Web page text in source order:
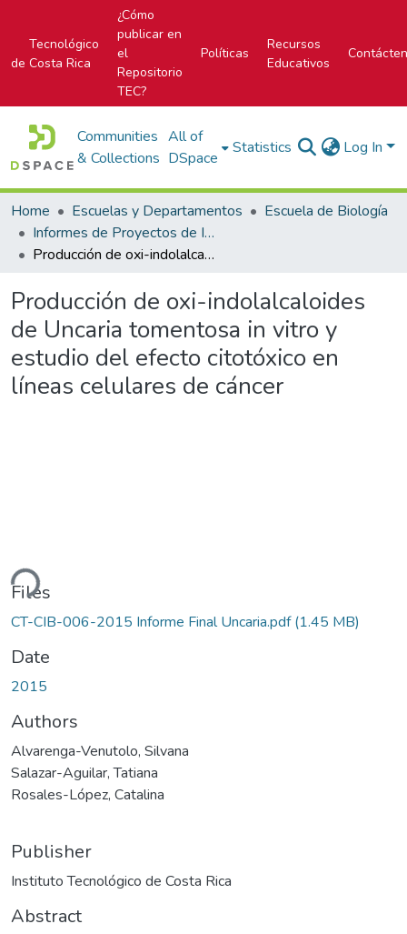
Tecnológico
de Costa Rica
¿Cómo
publicar en
el
Repositorio
TEC?
Políticas
Recursos
Educativos
Communities
& Collections
All of
DSpace
Statistics Log In
Home Escuelas y Departamentos
Escuela de Biología
Informes de Proyectos de Investigación
Producción de oxi-indolalcaloides de Uncaria tomentosa in vitro y estudio del efecto citotóxico en líneas celulares de cáncer
Producción de oxi-indolalcaloides
de Uncaria tomentosa in vitro y
estudio del efecto citotóxico en
líneas celulares de cáncer
Files
CT-CIB-006-2015 Informe Final Uncaria.pdf(1.45 MB)
Date
2015
Authors
Alvarenga-Venutolo, Silvana
Salazar-Aguilar, Tatiana
Rosales-López, Catalina
Publisher
Instituto Tecnológico de Costa Rica
Abstract